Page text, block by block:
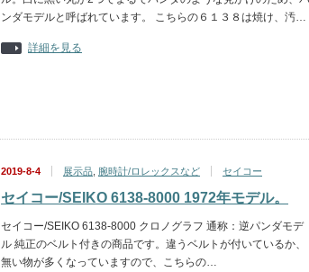
ンダモデルと呼ばれています。 こちらの６１３８は焼け、汚…
詳細を見る
2019-8-4 展示品 腕時計/ロレックスなど セイコー
セイコー/SEIKO 6138-8000 1972年モデル。
セイコー/SEIKO 6138-8000 クロノグラフ 通称：逆パンダモデ
ル 純正のベルト付きの商品です。違うベルトが付いているか、
無い物が多くなっていますので、こちらの…